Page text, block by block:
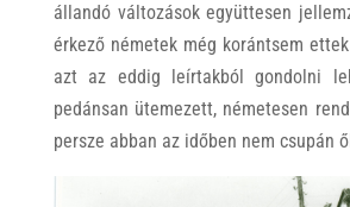
állandó változások együttesen
érkező németek még korántsem
azt az eddig leírtakból gondolni
pedánsan ütemezett, németesen
persze abban az időben nem csupán